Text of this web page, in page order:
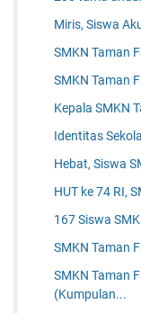
Miris, Siswa
SMKN Taman
SMKN Taman
Kepala SMKN
Identitas
Hebat, Siswa
HUT ke 74 RI,
167 Siswa
SMKN Taman
SMKN Taman
(Kumpulan...